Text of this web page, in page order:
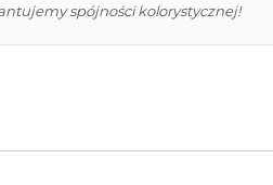
spójności kolorystycznej!